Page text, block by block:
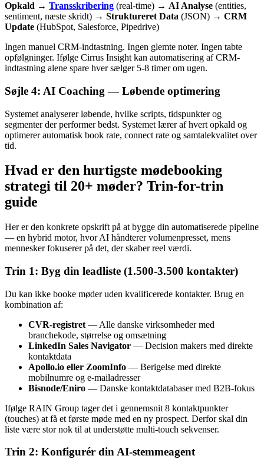
Opkald → Transskribering (real-time) → AI Analyse (entities,
sentiment, næste skridt) → Struktureret Data (JSON) → CRM
Update (HubSpot, Salesforce, Pipedrive)
Ingen manuel CRM-indtastning. Ingen glemte noter. Ingen tabte
opfølgninger. Ifølge Cirrus Insight kan automatisering af CRM-
indtastning alene spare hver sælger 5-8 timer om ugen.
Søjle 4: AI Coaching — Løbende optimering
Systemet analyserer løbende, hvilke scripts, tidspunkter og
segmenter der performer bedst. Systemet lærer af hvert opkald og
optimerer automatisk book rate, connect rate og samtalekvalitet over
tid.
Hvad er den hurtigste mødebooking
strategi til 20+ møder? Trin-for-trin
guide
Her er den konkrete opskrift på at bygge din automatiserede pipeline
— en hybrid motor, hvor AI håndterer volumenpresset, mens
mennesker fokuserer på det, der skaber reel værdi.
Trin 1: Byg din leadliste (1.500-3.500 kontakter)
Du kan ikke booke møder uden kvalificerede kontakter. Brug en
kombination af:
CVR-registret — Alle danske virksomheder med
branchekode, størrelse og omsætning
LinkedIn Sales Navigator — Decision makers med direkte
kontaktdata
Apollo.io eller ZoomInfo — Berigelse med direkte
mobilnumre og e-mailadresser
Bisnode/Eniro — Danske kontaktdatabaser med B2B-fokus
Ifølge RAIN Group tager det i gennemsnit 8 kontaktpunkter
(touches) at få et første møde med en ny prospect. Derfor skal din
liste være stor nok til at understøtte multi-touch sekvenser.
Trin 2: Konfigurér din AI-stemmeagent